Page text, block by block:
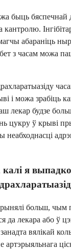
быць бяспечнай
кантролю.
абараніць
з часам можа
і можа зрабіць
лекар будзе
цукру ў крыві
неабходнасці
калі я
больш, чым
да лекара або ў
вялікай
артэрыяльнага